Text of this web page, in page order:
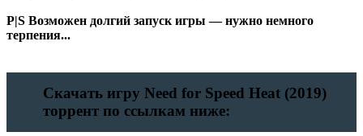
P|S Возможен долгий запуск игры — нужно немного
терпения...
Скачать игру Need for Speed Heat (2019)
торрент по ссылкам ниже: